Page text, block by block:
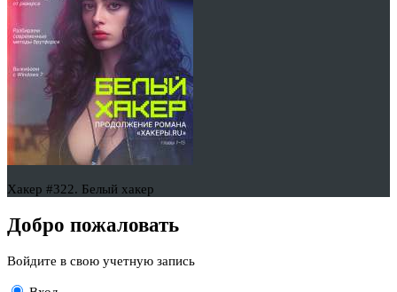
Хакер #322. Белый хакер
Добро пожаловать
Войдите в свою учетную запись